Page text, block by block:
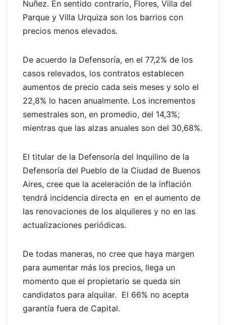
Nuñez. En sentido contrario, Flores, Villa del
Parque y Villa Urquiza son los barrios con
precios menos elevados.
De acuerdo la Defensoría, en el 77,2% de los
casos relevados, los contratos establecen
aumentos de precio cada seis meses y solo el
22,8% lo hacen anualmente. Los incrementos
semestrales son, en promedio, del 14,3%;
mientras que las alzas anuales son del 30,68%.
El titular de la Defensoría del Inquilino de la
Defensoría del Pueblo de la Ciudad de Buenos
Aires, cree que la aceleración de la inflación
tendrá incidencia directa en en el aumento de
las renovaciones de los alquileres y no en las
actualizaciones periódicas.
De todas maneras, no cree que haya margen
para aumentar más los precios, llega un
momento que el propietario se queda sin
candidatos para alquilar. El 66% no acepta
garantía fuera de Capital.